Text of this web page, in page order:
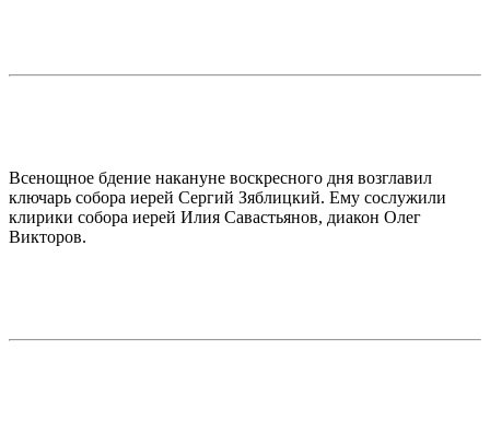
Всенощное бдение накануне воскресного дня возглавил
ключарь собора иерей Сергий Зяблицкий. Ему сослужили
клирики собора иерей Илия Савастьянов, диакон Олег
Викторов.